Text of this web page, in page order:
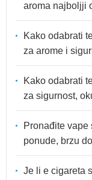
aroma najboljji
Kako odabrati
za arome i
Kako odabrati
za sigurnost,
Pronađite
ponude, brzu
Je li e cigareta